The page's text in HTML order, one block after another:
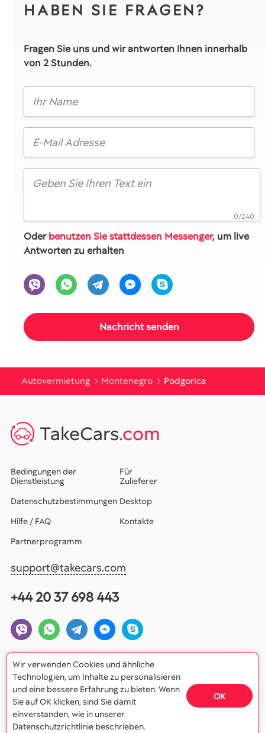
HABEN SIE FRAGEN?
Fragen Sie uns und wir antworten Ihnen innerhalb
von 2 Stunden.
Oderbenutzen Sie stattdessen Messenger, um live
Antworten zu erhalten
0/240
Autovermietung Montenegro Podgorica
TakeCars.com
Bedingungen der
Dienstleistung
Datenschutzbestimmungen
Hilfe / FAQ
Partnerprogramm
Für
Zulieferer
Desktop
Kontakte
support@takecars.com
+44 20 37 698 443
© 2026 Ruck Limited
Wir verwenden Cookies und ähnliche
Technologien, um Inhalte zu personalisieren
und eine bessere Erfahrung zu bieten. Wenn
Sie auf OK klicken, sind Sie damit
einverstanden, wie in unserer
Datenschutzrichtlinie beschrieben.
OK